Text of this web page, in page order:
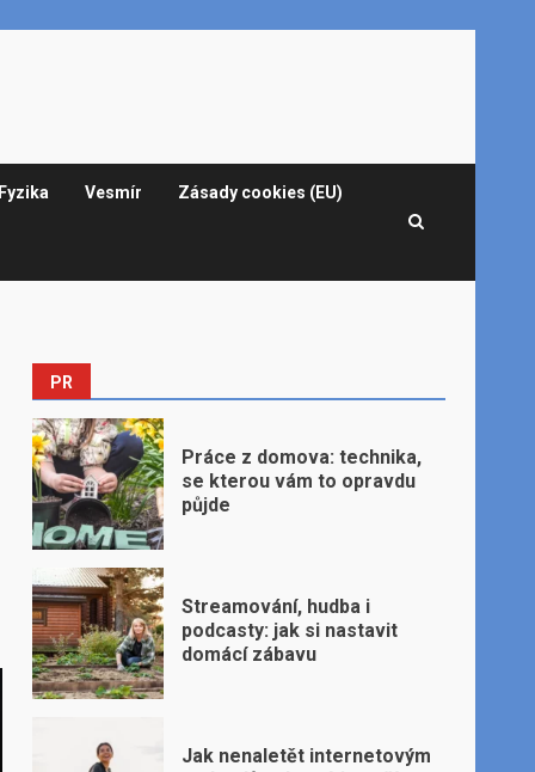
Vesmír Zásady cookies (EU)
PR
Práce z domova: technika,
se kterou vám to opravdu
půjde
Streamování, hudba i
podcasty: jak si nastavit
domácí zábavu
Jak nenaletět internetovým